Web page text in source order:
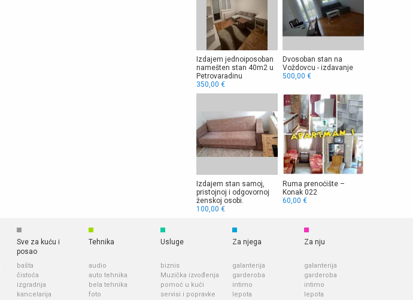
Izdajem jednoiposoban
namešten stan 40m2 u
Petrovaradinu
350,00 €
Dvosoban stan na
Voždovcu - izdavanje
500,00 €
Izdajem stan samoj,
pristojnoj i odgovornoj
ženskoj osobi.
100,00 €
Ruma prenoćište –
Konak 022
60,00 €
Sve za kuću i
posao
bašta
čistoća
izgradnja
kancelarija
Tehnika
audio
auto tehnika
bela tehnika
foto
Usluge
biznis
Muzička izvođenja
pomoć u kući
servisi i popravke
Za njega
galanterija
garderoba
intimo
lepota
Za nju
galanterija
garderoba
intimo
lepota